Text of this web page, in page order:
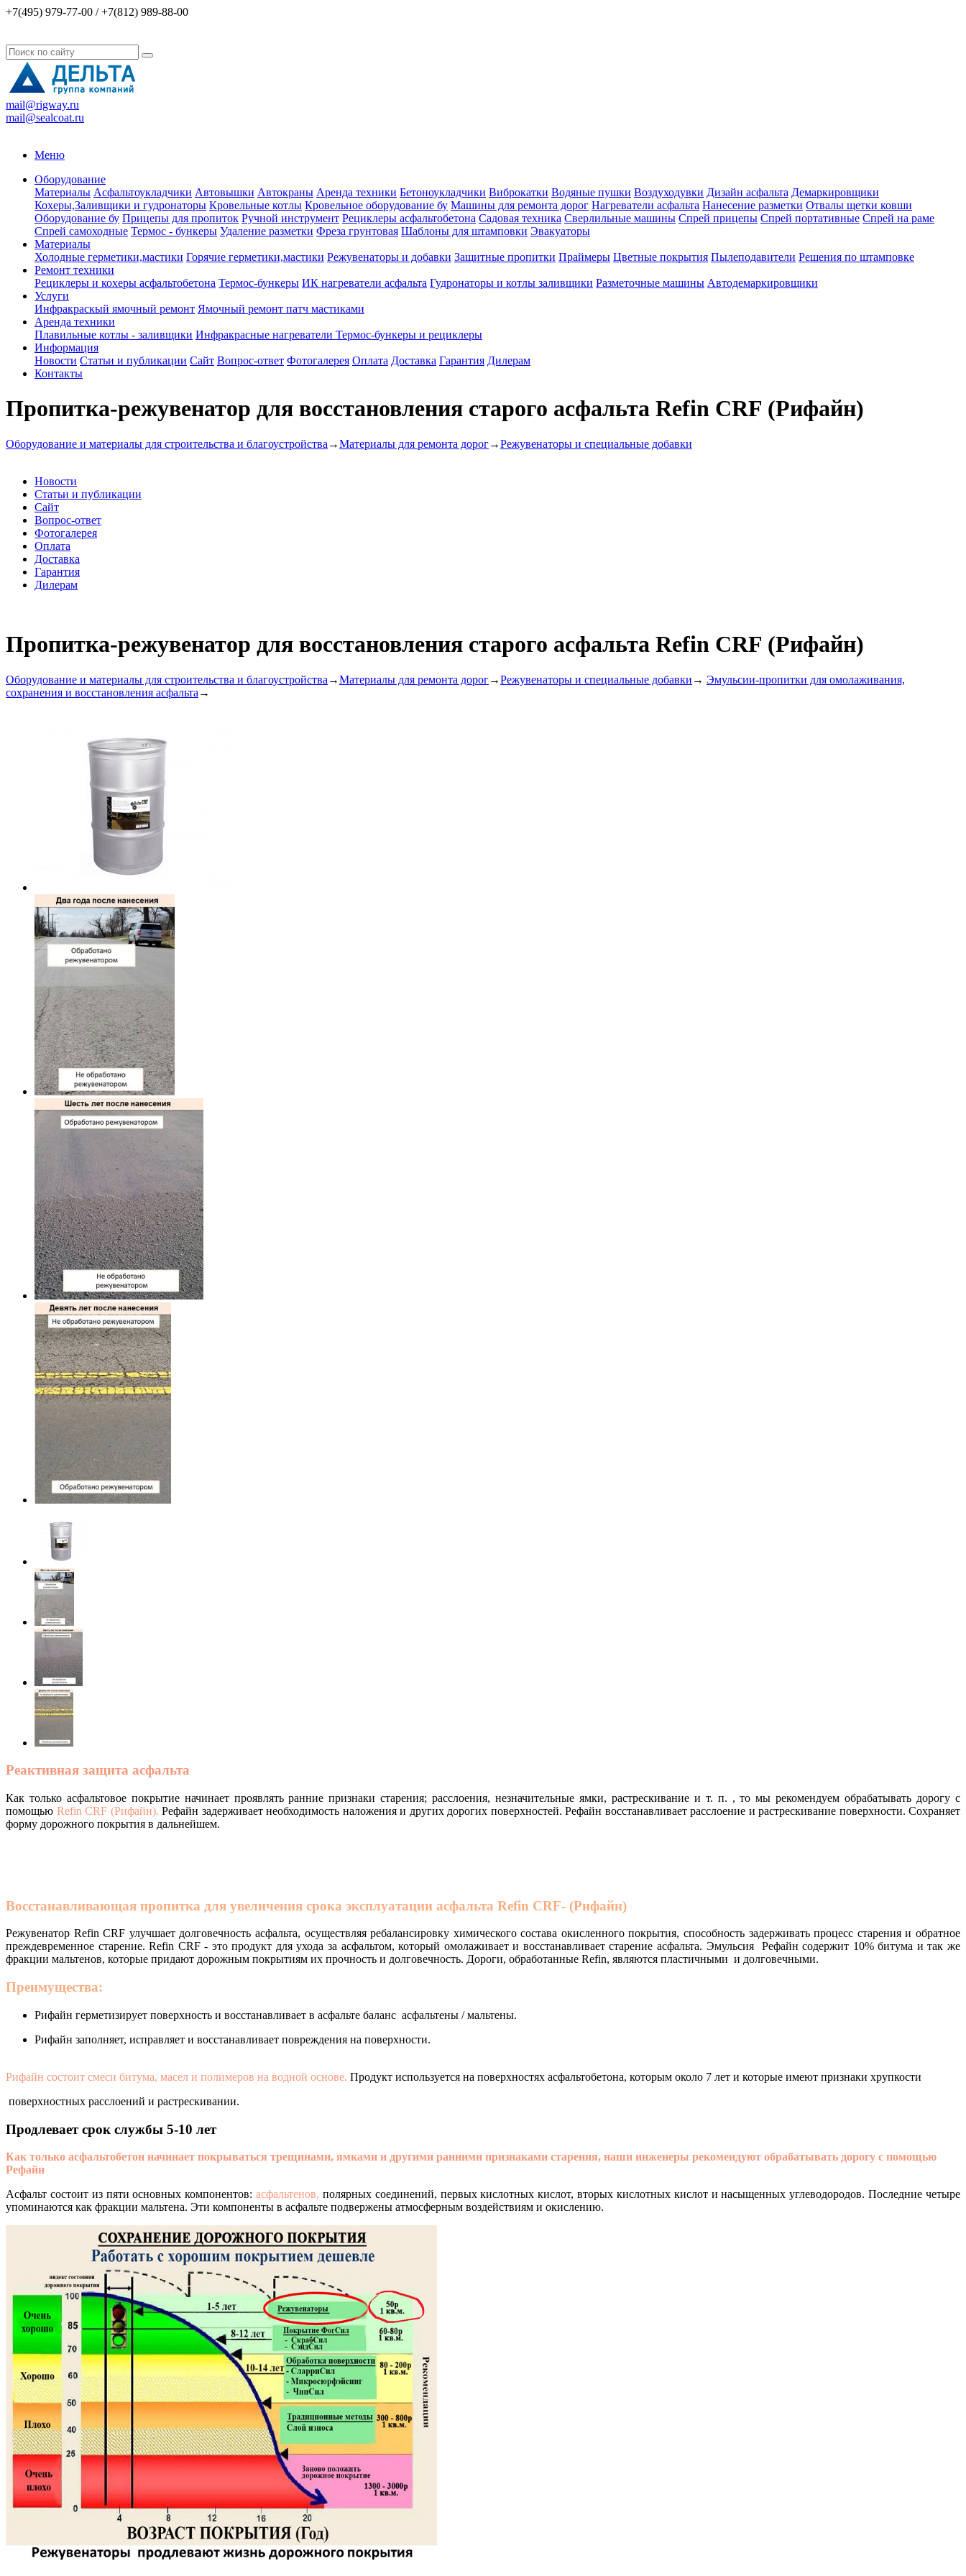
+7(495) 979-77-00 / +7(812) 989-88-00
mail@rigway.ru
mail@sealcoat.ru
Меню
Оборудование
Материалы Асфальтоукладчики Автовышки Автокраны Аренда техники Бетоноукладчики Виброкатки Водяные пушки Воздуходувки Дизайн асфальта Демаркировщики
Кохеры,Заливщики и гудронаторы Кровельные котлы Кровельное оборудование бу Машины для ремонта дорог Нагреватели асфальта Нанесение разметки Отвалы щетки ковши
Оборудование бу Прицепы для пропиток Ручной инструмент Рециклеры асфальтобетона Садовая техника Сверлильные машины Спрей прицепы Спрей портативные Спрей на раме
Спрей самоходные Термос - бункеры Удаление разметки Фреза грунтовая Шаблоны для штамповки Эвакуаторы
Материалы
Холодные герметики,мастики Горячие герметики,мастики Режувенаторы и добавки Защитные пропитки Праймеры Цветные покрытия Пылеподавители Решения по штамповке
Ремонт техники
Рециклеры и кохеры асфальтобетона Термос-бункеры ИК нагреватели асфальта Гудронаторы и котлы заливщики Разметочные машины Автодемаркировщики
Услуги
Инфракраскый ямочный ремонт Ямочный ремонт патч мастиками
Аренда техники
Плавильные котлы - заливщики Инфракрасные нагреватели Термос-бункеры и рециклеры
Информация
Новости Статьи и публикации Сайт Вопрос-ответ Фотогалерея Оплата Доставка Гарантия Дилерам
Контакты
Пропитка-режувенатор для восстановления старого асфальта Refin CRF (Рифайн)
Оборудование и материалы для строительства и благоустройства →Материалы для ремонта дорог→Режувенаторы и специальные добавки
Новости
Статьи и публикации
Сайт
Вопрос-ответ
Фотогалерея
Оплата
Доставка
Гарантия
Дилерам
Пропитка-режувенатор для восстановления старого асфальта Refin CRF (Рифайн)
Оборудование и материалы для строительства и благоустройства →Материалы для ремонта дорог→Режувенаторы и специальные добавки → Эмульсии-пропитки для омолаживания,
сохранения и восстановления асфальта →
Реактивная защита асфальта
Как только асфальтовое покрытие начинает проявлять ранние признаки старения; расслоения, незначительные ямки, растрескивание и т. п. , то мы рекомендуем обрабатывать дорогу с
помощью Refin CRF (Рифайн). Рефайн задерживает необходимость наложения и других дорогих поверхностей. Рефайн восстанавливает расслоение и растрескивание поверхности. Сохраняет
форму дорожного покрытия в дальнейшем.
Восстанавливающая пропитка для увеличения срока эксплуатации асфальта Refin CRF- (Рифайн)
Режувенатор Refin CRF улучшает долговечность асфальта, осуществляя ребалансировку химического состава окисленного покрытия, способность задерживать процесс старения и обратное
преждевременное старение. Refin CRF - это продукт для ухода за асфальтом, который омолаживает и восстанавливает старение асфальта. Эмульсия Рефайн содержит 10% битума и так же
фракции мальтенов, которые придают дорожным покрытиям их прочность и долговечность. Дороги, обработанные Refin, являются пластичными и долговечными.
Преимущества:
Рифайн герметизирует поверхность и восстанавливает в асфальте баланс асфальтены / мальтены.
Рифайн заполняет, исправляет и восстанавливает повреждения на поверхности.
Рифайн состоит смеси битума, масел и полимеров на водной основе. Продукт используется на поверхностях асфальтобетона, которым около 7 лет и которые имеют признаки хрупкости
поверхностных расслоений и растрескивании.
Продлевает срок службы 5-10 лет
Как только асфальтобетон начинает покрываться трещинами, ямками и другими ранними признаками старения, наши инженеры рекомендуют обрабатывать дорогу с помощью
Рефайн
Асфальт состоит из пяти основных компонентов:асфальтенов, полярных соединений, первых кислотных кислот, вторых кислотных кислот и насыщенных углеводородов. Последние четыре
упоминаются как фракции мальтена. Эти компоненты в асфальте подвержены атмосферным воздействиям и окислению.